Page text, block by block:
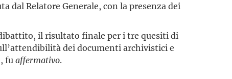
dal Relatore Generale, con la presenza dei
il risultato finale per i tre quesiti di
dei documenti archivistici e
fuaffermativo.